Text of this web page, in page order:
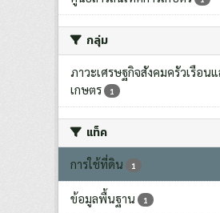
กลุ่ม
ภาวะเศรษฐกิจสังคมครัวเรือน
เกษตร
1
แท็ค
การใช้ที่ดิน 1
ข้อมูลพื้นฐาน 1